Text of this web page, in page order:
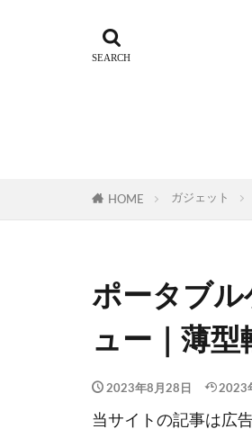
HOME ガジェット
ポータブル
ュー｜薄型
2023年8月28日 2023
当サイトの記事は広